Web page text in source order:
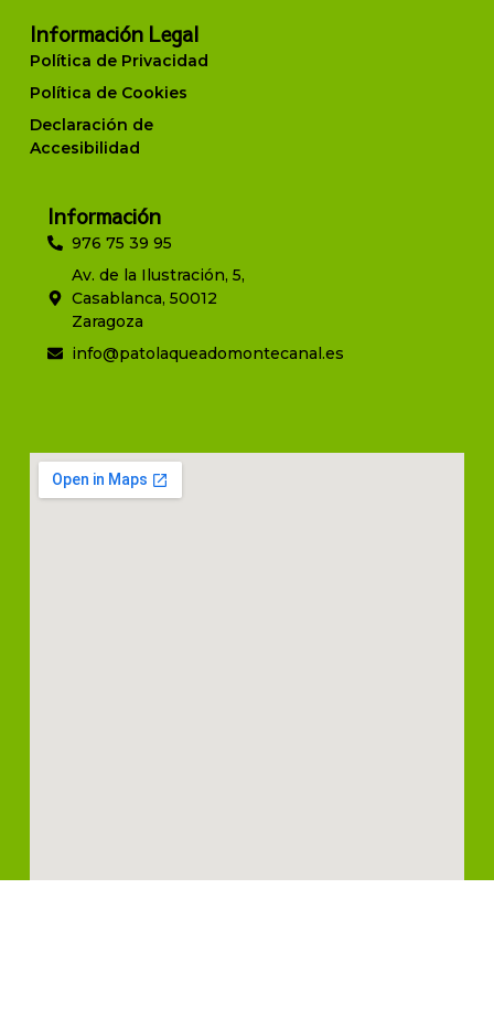
Información Legal
Política de Privacidad
Política de Cookies
Declaración de
Accesibilidad
Información
976 75 39 95
Av. de la Ilustración, 5,
Casablanca, 50012
Zaragoza
info@patolaqueadomontecanal.es